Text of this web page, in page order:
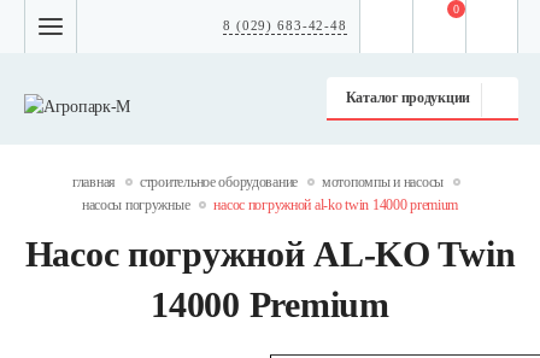
8 (029) 683-42-48
Каталог продукции
0
главная строительное оборудование
мотопомпы и насосы
насосы погружные
насос погружной al-ko twin 14000 premium
Насос погружной AL-KO Twin
14000 Premium